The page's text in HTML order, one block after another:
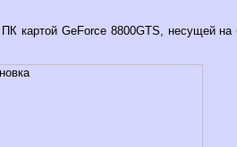
картой GeForce 8800GTS, несущей на